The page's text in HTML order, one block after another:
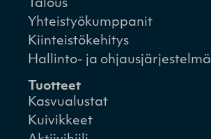
Talous
Yhteistyökumppanit
Kiinteistökehitys
Hallinto- ja ohjausjärjestelmä
Tuotteet
Kasvualustat
Kuivikkeet